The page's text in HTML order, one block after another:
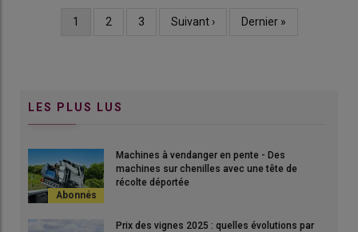
Page
1 Page
2 Page
3
Page
Suivant ›
Dernière
Dernier »
LES PLUS LUS
Machines à vendanger en pente - Des
machines sur chenilles avec une tête de
récolte déportée
Prix des vignes 2025 : quelles évolutions par